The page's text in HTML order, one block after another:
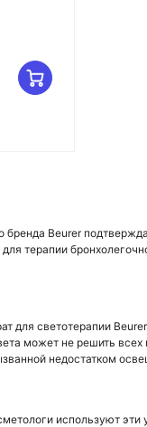
Beurer
терапии
для светотерапии
может не решить всех
недостатком
используют эти